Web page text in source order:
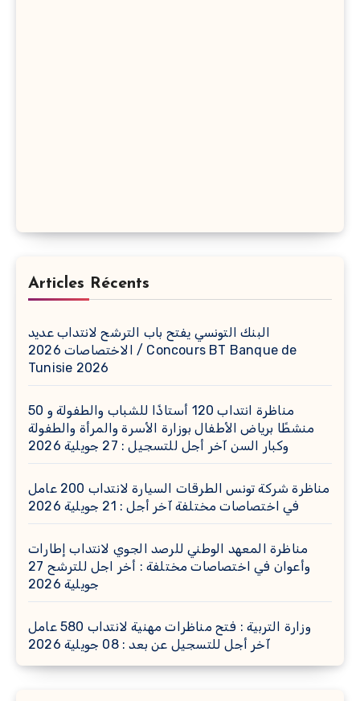
Articles Récents
البنك التونسي يفتح باب الترشح لانتداب عديد
الاختصاصات 2026 / Concours BT Banque de
Tunisie 2026
مناظرة انتداب 120 أستاذًا للشباب والطفولة و 50
منشطًا برياض الأطفال بوزارة الأسرة والمرأة والطفولة
وكبار السن آخر أجل للتسجيل : 27 جويلية 2026
مناظرة شركة تونس الطرقات السيارة لانتداب 200 عامل
في اختصاصات مختلفة آخر أجل : 21 جويلية 2026
مناظرة المعهد الوطني للرصد الجوي لانتداب إطارات
وأعوان في اختصاصات مختلفة : أخر اجل للترشح 27
جويلية 2026
وزارة التربية : فتح مناظرات مهنية لانتداب 580 عامل
آخر أجل للتسجيل عن بعد : 08 جويلية 2026